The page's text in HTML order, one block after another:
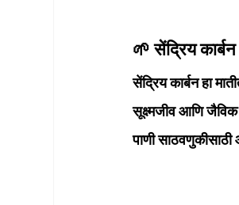
🌱 सेंद्रिय
सेंद्रिय कार्बन हा
सूक्ष्मजीव आणि जैविक
पाणी साठवणुकीसाठी